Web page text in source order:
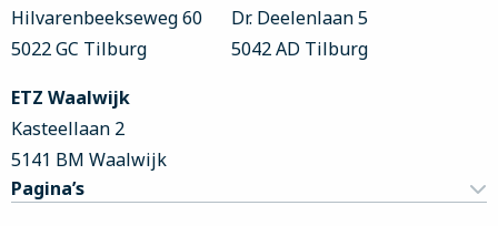
Hilvarenbeekseweg 60
5022 GC Tilburg
Dr. Deelenlaan 5
5042 AD Tilburg
ETZ Waalwijk
Kasteellaan 2
5141 BM Waalwijk
Pagina’s